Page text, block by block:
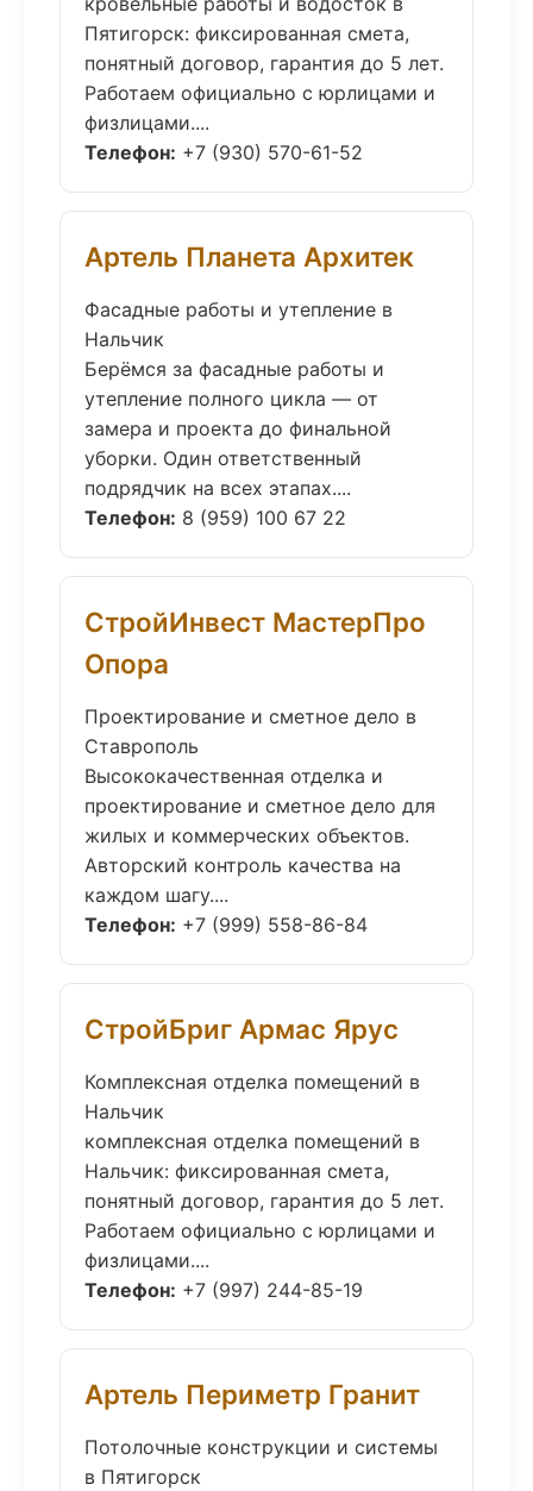
Пятигорск: фиксированная смета,
понятный договор, гарантия до 5 лет.
Работаем официально с юрлицами и
физлицами....
Телефон: +7 (930) 570-61-52
Артель Планета Архитек
Фасадные работы и утепление в
Нальчик
Берёмся за фасадные работы и
утепление полного цикла — от
замера и проекта до финальной
уборки. Один ответственный
подрядчик на всех этапах....
Телефон: 8 (959) 100 67 22
СтройИнвест МастерПро
Опора
Проектирование и сметное дело в
Ставрополь
Высококачественная отделка и
проектирование и сметное дело для
жилых и коммерческих объектов.
Авторский контроль качества на
каждом шагу....
Телефон: +7 (999) 558-86-84
СтройБриг Армас Ярус
Комплексная отделка помещений в
Нальчик
комплексная отделка помещений в
Нальчик: фиксированная смета,
понятный договор, гарантия до 5 лет.
Работаем официально с юрлицами и
физлицами....
Телефон: +7 (997) 244-85-19
Артель Периметр Гранит
Потолочные конструкции и системы
в Пятигорск